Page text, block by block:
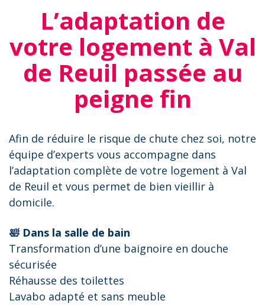
L’adaptation de
votre logement à Val
de Reuil passée au
peigne fin
Afin de réduire le risque de chute chez soi, notre
équipe d’experts vous accompagne dans
l’adaptation complète de votre logement à Val
de Reuil et vous permet de bien vieillir à
domicile.
🛀 Dans la salle de bain
Transformation d’une baignoire en douche
sécurisée
Réhausse des toilettes
Lavabo adapté et sans meuble